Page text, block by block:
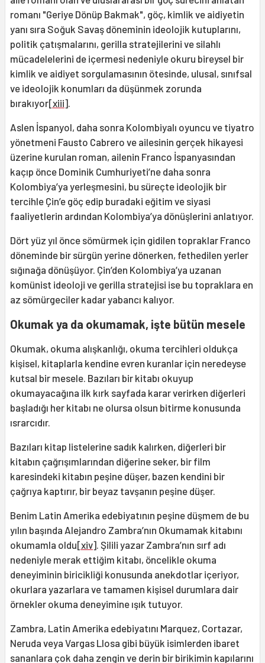
romanı "Geriye Dönüp Bakmak", göç, kimlik ve aidiyetin
yanı sıra Soğuk Savaş döneminin ideolojik kutuplarını,
politik çatışmalarını, gerilla stratejilerini ve silahlı
mücadelelerini de içermesi nedeniyle okuru bireysel bir
kimlik ve aidiyet sorgulamasının ötesinde, ulusal, sınıfsal
ve ideolojik konumları da düşünmek zorunda
bırakıyor[xiii]
Aslen İspanyol, daha sonra Kolombiyalı oyuncu ve tiyatro
yönetmeni Fausto Cabrero ve ailesinin gerçek hikayesi
üzerine kurulan roman, ailenin Franco İspanyasından
kaçıp önce Dominik Cumhuriyeti’ne daha sonra
Kolombiya’ya yerleşmesini, bu süreçte ideolojik bir
tercihle Çin’e göç edip buradaki eğitim ve siyasi
faaliyetlerin ardından Kolombiya’ya dönüşlerini anlatıyor.
Dört yüz yıl önce sömürmek için gidilen topraklar Franco
döneminde bir sürgün yerine dönerken, fethedilen yerler
sığınağa dönüşüyor. Çin’den Kolombiya’ya uzanan
komünist ideoloji ve gerilla stratejisi ise bu topraklara en
az sömürgeciler kadar yabancı kalıyor.
Okumak ya da okumamak, işte bütün mesele
Okumak, okuma alışkanlığı, okuma tercihleri oldukça
kişisel, kitaplarla kendine evren kuranlar için neredeyse
kutsal bir mesele. Bazıları bir kitabı okuyup
okumayacağına ilk kırk sayfada karar verirken diğerleri
başladığı her kitabı ne olursa olsun bitirme konusunda
ısrarcıdır.
Bazıları kitap listelerine sadık kalırken, diğerleri bir
kitabın çağrışımlarından diğerine seker, bir film
karesindeki kitabın peşine düşer, bazen kendini bir
çağrıya kaptırır, bir beyaz tavşanın peşine düşer.
Benim Latin Amerika edebiyatının peşine düşmem de bu
yılın başında Alejandro Zambra’nın Okumamak kitabını
okumamla oldu[xiv] . Şilili yazar Zambra’nın sırf adı
nedeniyle merak ettiğim kitabı, öncelikle okuma
deneyiminin biricikliği konusunda anekdotlar içeriyor,
okurlara yazarlara ve tamamen kişisel durumlara dair
örnekler okuma deneyimine ışık tutuyor.
Zambra, Latin Amerika edebiyatını Marquez, Cortazar,
Neruda veya Vargas Llosa gibi büyük isimlerden ibaret
sananlara çok daha zengin ve derin bir birikimin kapılarını